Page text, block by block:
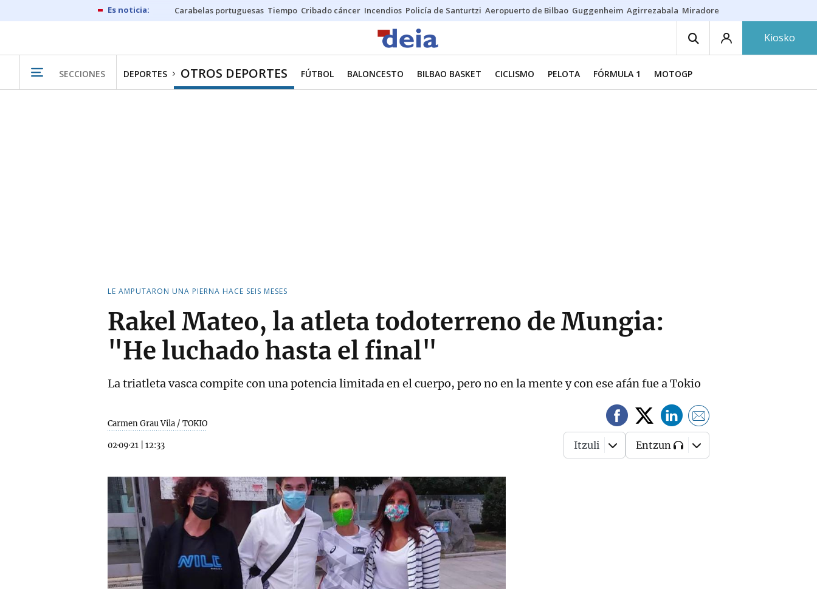
Carabelas portuguesas Tiempo Cribado cáncer Incendios Policía de Santurtzi Aeropuerto de Bilbao Guggenheim Agirrezabala Miradores en Bilbao
Kiosko
SECCIONES DEPORTES OTROS DEPORTES FÚTBOL BALONCESTO BILBAO BASKET CICLISMO PELOTA FÓRMULA 1 MOTOGP
LE AMPUTARON UNA PIERNA HACE SEIS MESES
Rakel Mateo, la atleta todoterreno de Mungia:
"He luchado hasta el final"
La triatleta vasca compite con una potencia limitada en el cuerpo, pero no en la mente y con ese afán fue a Tokio
Carmen Grau Vila / TOKIO
02·09·21 12:33 Itzuli Entzun